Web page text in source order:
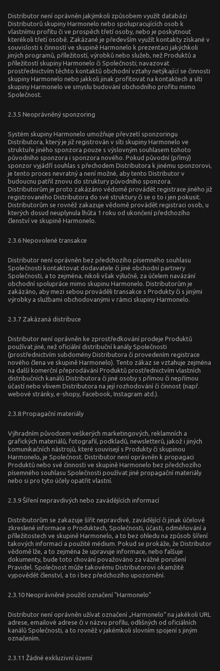
Distributor není oprávněn jakýmkoli způsobem využít databázi
Distributorů skupiny Harmonelo nebo spolupracujících osob k
vlastnímu profitu či ve prospěch třetí osoby, nebo je poskytnout
kterékoli třetí osobě. Zakázané je především využít kontakty získané v
souvislosti s činností ve skupině Harmonelo k prezentaci jakýchkoli
jiných programů, příležitostí, výrobků nebo služeb, než Produktů a
příležitostí skupiny Harmonelo či Společnosti; navazovat
prostřednictvím těchto kontaktů obchodní vztahy netýkající se činnosti
skupiny Harmonelo nebo jakkoli jinak profitovat na kontaktech a síti
skupiny Harmonelo ve smyslu budování obchodního profitu mimo
Společnost.
2.3.5 Neoprávněný sponzoring
Systém skupiny Harmonelo umožňuje převzetí sponzoringu
Distributora, který je již registrován v síti skupiny Harmonelo ve
struktuře jiného sponzora pouze s výslovným souhlasem tohoto
původního sponzora i sponzora nového. Pokud původní (přímý)
sponzor vyjádří souhlas s přechodem Distributora k jinému sponzorovi,
je tento proces nevratný a není možné, aby tento Distributor v
budoucnu patřil znovu do struktury původního sponzora.
Distributorům je proto zakázáno vědomě provádět registrace jiného již
registrovaného Distributora do své struktury či se o to i jen pokusit.
Distributorům se rovněž zakazuje vědomě provádět registraci osob, u
kterých dosud neuplynula lhůta 1 roku od ukončení předchozího
členství ve skupině Harmonelo.
2.3.6 Nepovolené transakce
Distributor není oprávněn bez předchozího písemného souhlasu
Společnosti kontaktovat dodavatele či jiné obchodní partnery
Společnosti, a to zejména, nikoli však výlučně, za účelem navázání
obchodní spolupráce mimo skupinu Harmonelo. Distributorům je
zakázáno, aby mezi sebou prováděli transakce s Produkty či s jinými
výrobky a službami obchodovanými v rámci skupiny Harmonelo.
2.3.7 Zakázaná distribuce
Distributor není oprávněn ke zprostředkování prodeje Produktů
používat jiné, než oficiální distribuční kanály Společnosti
(prostřednictvím subdomény Distributora či provedením registrace
nového člena ve skupině Harmonelo). Tento zákaz se vztahuje zejména
na další komerční přeprodávání Produktů prostřednictvím vlastních
distribučních kanálů Distributora či jiné osoby s přímou či nepřímou
účastí nebo vlivem Distributora na její rozhodování či činnost (např.
webové stránky, e-shopy, Facebook, Instagram atd.).
2.3.8 Propagační materiály
Výhradním původcem veškerých marketingových, reklamních a
grafických materiálů, fotografií, podkladů, newsletterů, jakož i jiných
komunikačních nástrojů, které souvisejí s Produkty či skupinou
Harmonelo, je Společnost. Distributor není oprávněn k propagaci
Produktů nebo své činnosti ve skupině Harmonelo bez předchozího
písemného souhlasu Společnosti používat jiné propagační materiály
nebo si pro tyto účely opatřit vlastní.
2.3.9 Šíření nepravdivých nebo zavádějících informací
Distributorům se zakazuje šířit nepravdivé, zavádějící či jinak účelově
zkreslené informace o Produktech, Společnosti, účasti, odměňování a
příležitostech ve skupině Harmonelo, a to bez ohledu na způsob šíření
takových informací a použité médium. Pokud se prokáže, že Distributor
vědomě lže, a to zejména že upravuje informace, nebo falšuje
dokumenty, bude toto chování považováno za vážné porušení
Pravidel. Společnost může takovému Distributorovi okamžitě
vypovědět členství, a to i bez předchozího upozornění.
2.3.10 Neoprávněné použití označení "Harmonelo"
Distributor není oprávněn užívat označení „Harmonelo“ na jakékoli URL
adrese, emailové adrese či v názvu profilu, odlišných od oficiálních
kanálů Společnosti, a to rovněž v jakémkoli slovním spojení s jiným
označením.
2.3.11 Žádné exkluzivní území